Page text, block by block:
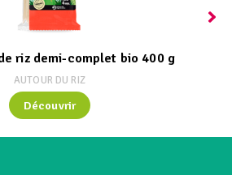
riz demi-complet bio 400 g
AUTOUR DU RIZ
Découvrir